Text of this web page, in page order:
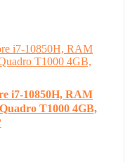
i7-10850H, RAM
T1000 4GB,